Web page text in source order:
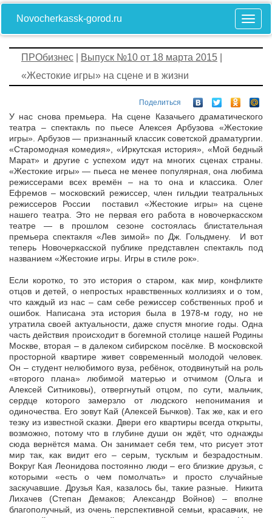
Novocherkassk-gorod.ru
ПРОбизнес Выпуск №10 от 18 марта 2015
«Жестокие игры» на сцене и в жизни
Поделиться
У нас снова премьера. На сцене Казачьего драматического
театра – спектакль по пьесе Алексея Арбузова «Жестокие
игры». Арбузов — признанный классик советской драматургии.
«Старомодная комедия», «Иркутская история», «Мой бедный
Марат» и другие с успехом идут на многих сценах страны.
«Жестокие игры» — пьеса не менее популярная, она любима
режиссерами всех времён – на то она и классика. Олег
Ефремов – московский режиссер, член гильдии театральных
режиссеров России поставил «Жестокие игры» на сцене
нашего театра. Это не первая его работа в новочеркасском
театре — в прошлом сезоне состоялась блистательная
премьера спектакля «Лев зимой» по Дж. Гольдмену. И вот
теперь Новочеркасской публике представлен спектакль под
названием «Жестокие игры. Игры в стиле рок».
Если коротко, то это история о старом, как мир, конфликте
отцов и детей, о непростых нравственных коллизиях и о том,
что каждый из нас – сам себе режиссер собственных проб и
ошибок. Написана эта история была в 1978-м году, но не
утратила своей актуальности, даже спустя многие годы. Одна
часть действия происходит в богемной столице нашей Родины
Москве, вторая – в далеком сибирском посёлке. В московской
просторной квартире живет современный молодой человек.
Он – студент нелюбимого вуза, ребёнок, отодвинутый на роль
«второго плана» любимой матерью и отчимом (Ольга и
Алексей Ситниковы), отвергнутый отцом, по сути, мальчик,
сердце которого замерзло от людского непонимания и
одиночества. Его зовут Кай (Алексей Бычков). Так же, как и его
тезку из известной сказки. Двери его квартиры всегда открыты,
возможно, потому что в глубине души он ждёт, что однажды
сюда вернётся мама. Он занимает себя тем, что рисует этот
мир так, как видит его – серым, тусклым и безрадостным.
Вокруг Кая Леонидова постоянно люди – его близкие друзья, с
которыми «есть о чем помолчать» и просто случайные
заскучавшие. Друзья Кая, казалось бы, такие разные. Никита
Лихачев (Степан Демаков; Александр Войнов) – вполне
благополучный, из очень перспективной семьи, красавчик, не